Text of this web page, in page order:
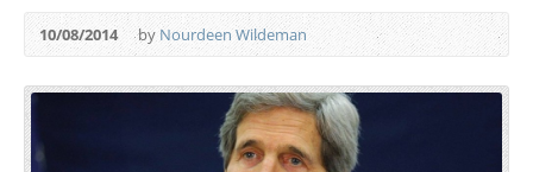
10/08/2014 by Nourdeen Wildeman